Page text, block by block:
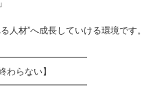
人材”へ成長していける環境です。
わらない】